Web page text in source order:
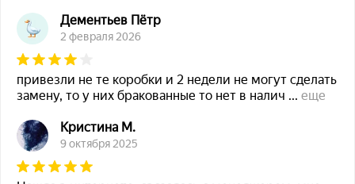
Дементьев Пётр
2 февраля 2026
привезли не те коробки и 2 недели не могут сделать
замену, то у них бракованные то нет в налич ... еще
Кристина М.
9 октября 2025